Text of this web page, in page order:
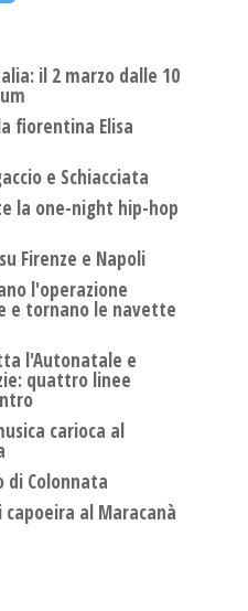
il 2 marzo dalle 10
fiorentina Elisa
e Schiacciata
la one-night hip-hop
Firenze e Napoli
l'operazione
e tornano le navette
l'Autonatale e
quattro linee
carioca al
di Colonnata
al Maracanà